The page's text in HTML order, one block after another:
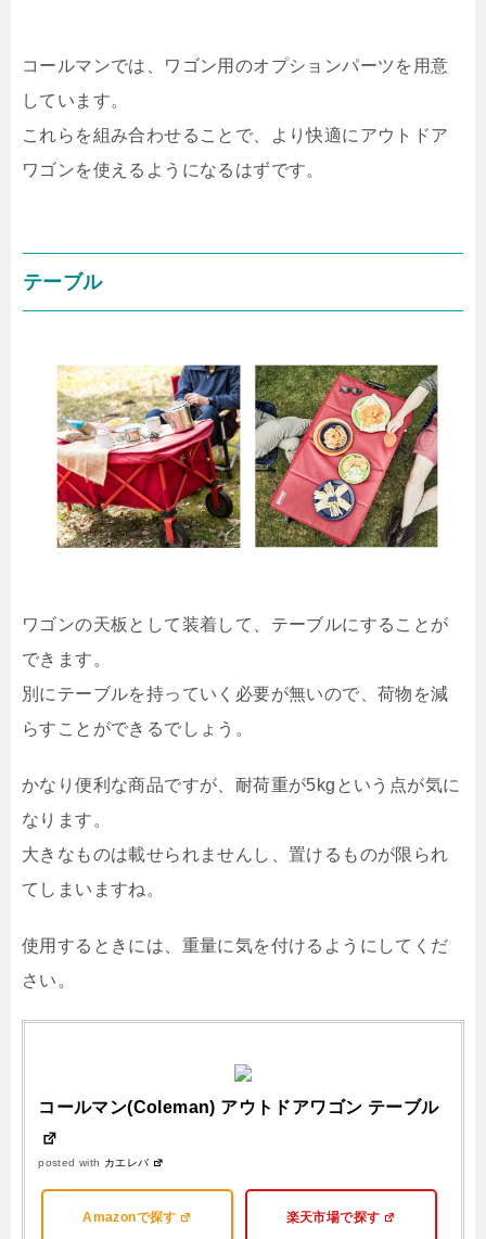
コールマンでは、ワゴン用のオプションパーツを用意
しています。
これらを組み合わせることで、より快適にアウトドア
ワゴンを使えるようになるはずです。
テーブル
ワゴンの天板として装着して、テーブルにすることが
できます。
別にテーブルを持っていく必要が無いので、荷物を減
らすことができるでしょう。
かなり便利な商品ですが、耐荷重が5kgという点が気に
なります。
大きなものは載せられませんし、置けるものが限られ
てしまいますね。
使用するときには、重量に気を付けるようにしてくだ
さい。
コールマン(Coleman) アウトドアワゴン テーブル
posted with カエレバ
Amazonで探す 楽天市場で探す